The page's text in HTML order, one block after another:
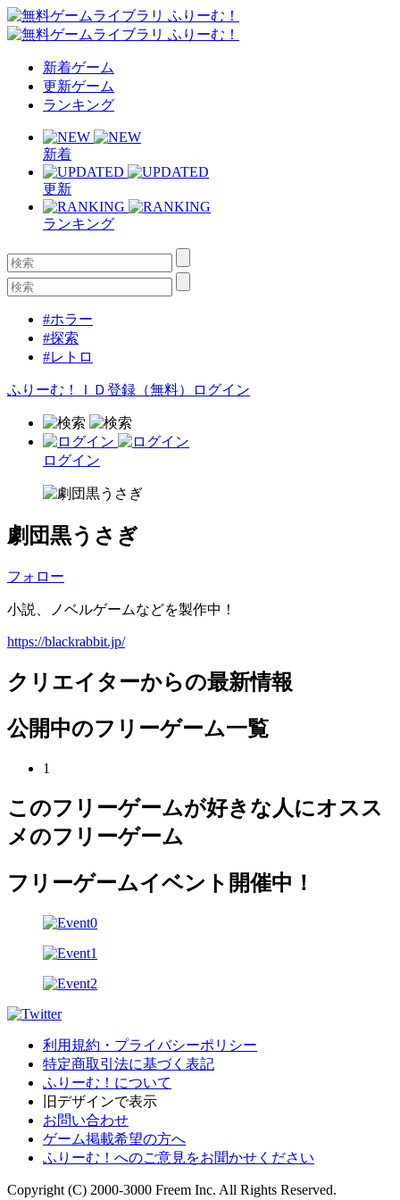
新着ゲーム
更新ゲーム
ランキング
新着
更新
ランキング
#ホラー
#探索
#レトロ
ふりーむ！ＩＤ登録（無料） ログイン
ログイン
劇団黒うさぎ
フォロー
小説、ノベルゲームなどを製作中！
https://blackrabbit.jp/
クリエイターからの最新情報
公開中のフリーゲーム一覧
1
このフリーゲームが好きな人にオスス
メのフリーゲーム
フリーゲームイベント開催中！
利用規約・プライバシーポリシー
特定商取引法に基づく表記
ふりーむ！について
旧デザインで表示
お問い合わせ
ゲーム掲載希望の方へ
ふりーむ！へのご意見をお聞かせください
Copyright (C) 2000-3000 Freem Inc. All Rights Reserved.